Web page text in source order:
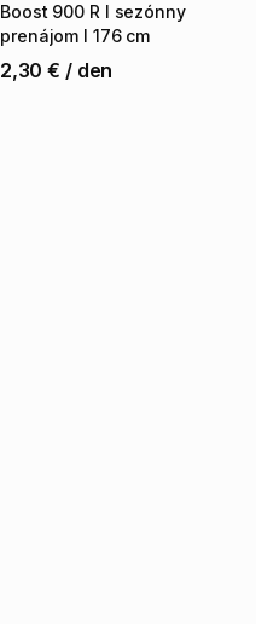
Boost 900 R I sezónny
prenájom I 176 cm
2,30 € / den